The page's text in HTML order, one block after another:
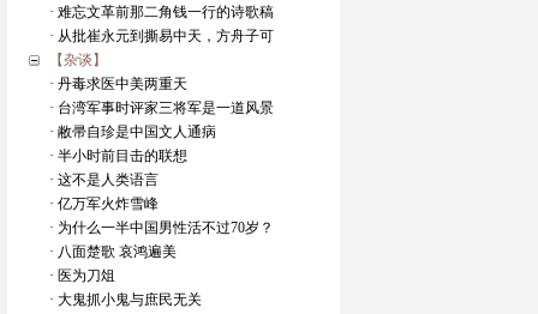
· 难忘文革前那二角钱一行的诗歌稿
· 从批崔永元到撕易中天，方舟子可
【杂谈】
· 丹毒求医中美两重天
· 台湾军事时评家三将军是一道风景
· 敝帚自珍是中国文人通病
· 半小时前目击的联想
· 这不是人类语言
· 亿万军火炸雪峰
· 为什么一半中国男性活不过70岁？
· 八面楚歌 哀鸿遍美
· 医为刀俎
· 大鬼抓小鬼与庶民无关